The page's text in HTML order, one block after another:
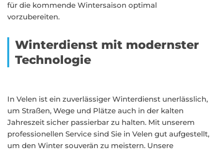
für die kommende Wintersaison optimal
vorzubereiten.
Winterdienst mit modernster
Technologie
In Velen ist ein zuverlässiger Winterdienst unerlässlich,
um Straßen, Wege und Plätze auch in der kalten
Jahreszeit sicher passierbar zu halten. Mit unserem
professionellen Service sind Sie in Velen gut aufgestellt,
um den Winter souverän zu meistern. Unsere